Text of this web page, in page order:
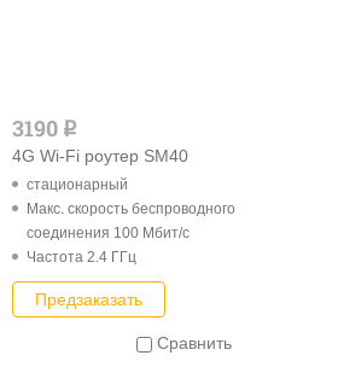
3190 q
4G Wi-Fi роутер SM40
стационарный
Макс. скорость беспроводного
соединения 100 Мбит/с
Частота 2.4 ГГц
Предзаказать
Сравнить